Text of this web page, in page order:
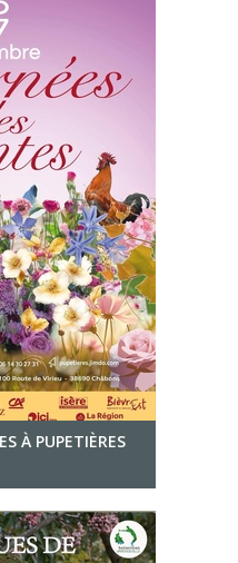
À PUPETIÈRES